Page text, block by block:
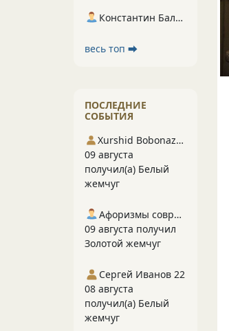
Константин Балухта
весь топ ⮕
ПОСЛЕДНИЕ
СОБЫТИЯ
Xurshid Bobonazarov
09 августа
получил(а) Белый
жемчуг
Афоризмы современников
09 августа получил
Золотой жемчуг
Сергей Иванов 22
08 августа
получил(а) Белый
жемчуг